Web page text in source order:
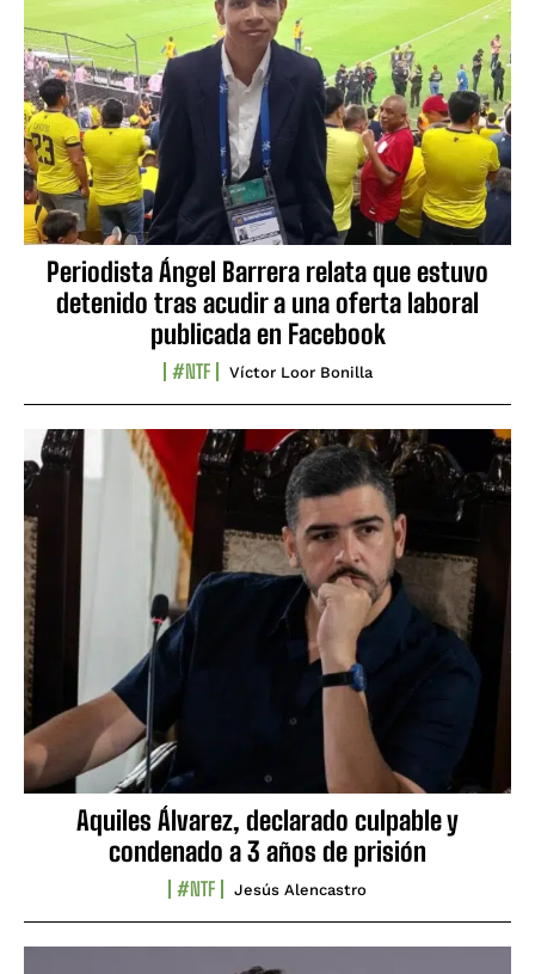
Periodista Ángel Barrera relata que estuvo
detenido tras acudir a una oferta laboral
publicada en Facebook
#NTF Víctor Loor Bonilla
Aquiles Álvarez, declarado culpable y
condenado a 3 años de prisión
#NTF Jesús Alencastro